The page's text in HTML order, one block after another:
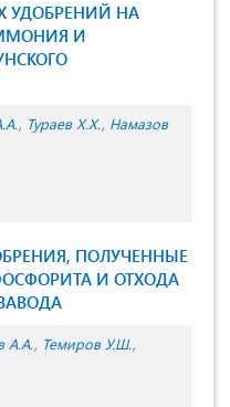
УДОБРЕНИЙ НА
И
Тураев Х.Х. Намазов
ПОЛУЧЕННЫЕ
И ОТХОДА
А.А. Темиров У.Ш.